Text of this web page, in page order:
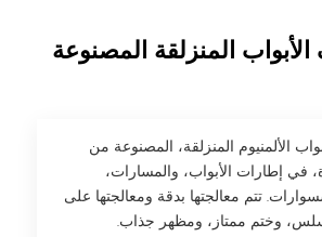
المنزلقة المصنوعة
الألمنيوم المنزلقة، المصنوعة من
في إطارات الأبواب، والمسارات،
تتم معالجتها بدقة ومعالجتها على
وختم ممتاز، ومظهر جذاب.